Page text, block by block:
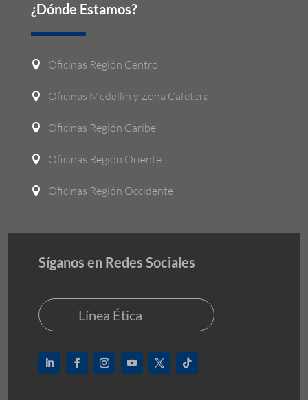
¿Dónde Estamos?
 Oficinas Región Centro
 Oficinas Medellín y Zona Cafetera
 Oficinas Región Caribe
 Oficinas Región Oriente
 Oficinas Región Occidente
Síganos en Redes Sociales
Línea Ética